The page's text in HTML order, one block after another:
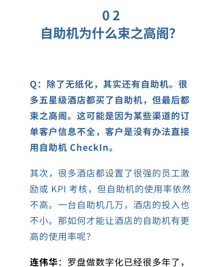
0 2
自助机为什么束之高阁？
Q：除了无纸化，其实还有自助机。很
多五星级酒店都买了自助机，但最后都
束之高阁。这可能是因为某些渠道的订
单客户信息不全，客户是没有办法直接
用自助机 CheckIn。
其次，很多酒店都设置了很强的员工激
励或 KPI 考核，但自助机的使用率依然
不高。一台自助机几万，酒店的投入也
不小。那如何才能让酒店的自助机有更
高的使用率呢？
连伟华：罗盘做数字化已经很多年了，